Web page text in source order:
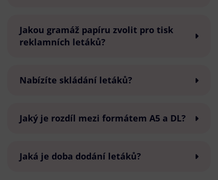
Jakou gramáž papíru zvolit pro tisk
reklamních letáků?
Nabízíte skládání letáků?
Jaký je rozdíl mezi formátem A5 a DL?
Jaká je doba dodání letáků?